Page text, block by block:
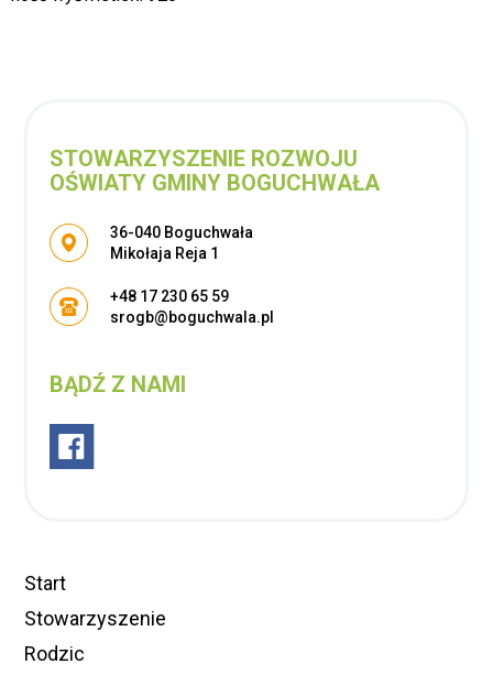
STOWARZYSZENIE ROZWOJU
OŚWIATY GMINY BOGUCHWAŁA
Adres pocztowy:
36-040 Boguchwała
Mikołaja Reja 1
+48 17 230 65 59
srogb@boguchwala.pl
BĄDŹ Z NAMI
Start
Stowarzyszenie
Rodzic